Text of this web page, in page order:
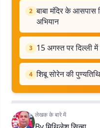
2 बाबा मंदिर के आसपास
अभियान
3 15 अगस्त पर दिल्ली में
4 शिबू सोरेन की
लेखक के बारे में